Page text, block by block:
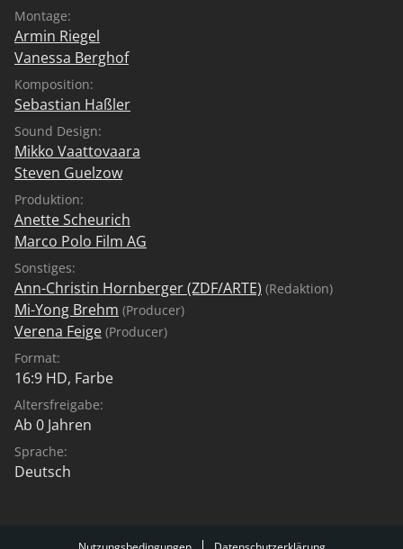
Montage:
Armin Riegel
Vanessa Berghof
Komposition:
Sebastian Haßler
Sound Design:
Mikko Vaattovaara
Steven Guelzow
Produktion:
Anette Scheurich
Marco Polo Film AG
Sonstiges:
Ann-Christin Hornberger (ZDF/ARTE) (Redaktion)
Mi-Yong Brehm (Producer)
Verena Feige (Producer)
Format:
16:9 HD, Farbe
Altersfreigabe:
Ab 0 Jahren
Sprache:
Deutsch